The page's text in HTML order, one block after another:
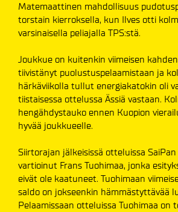
Matemaattinen mahdollisuus
torstain kierroksella, kun Ilves otti
varsinaisella peliajalla TPS:stä.
Joukkue on kuitenkin viimeisen
tiivistänyt puolustuspelaamistaan ja
härkäviikolla tullut energiakatokin oli
tiistaisessa ottelussa Ässiä vastaan.
hengähdystauko ennen Kuopion
hyvää joukkueelle.
Siirtorajan jälkeisissä otteluissa
vartioinut Frans Tuohimaa, jonka
eivät ole kaatuneet. Tuohimaan
saldo on jokseenkin hämmästyttävää
Pelaamissaan otteluissa Tuohimaa on